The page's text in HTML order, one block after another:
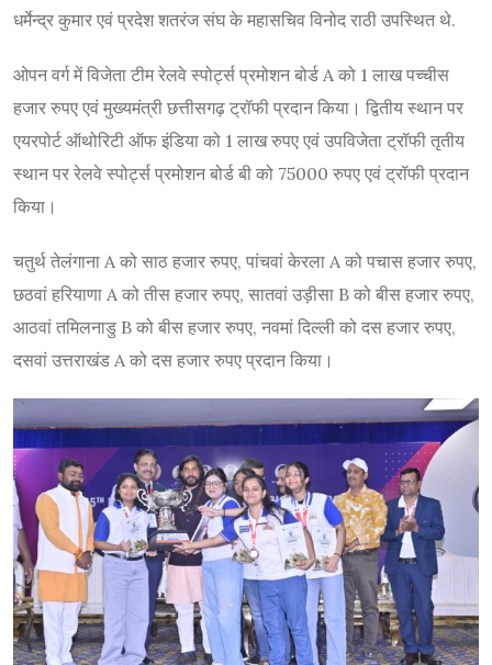
धर्मेन्द्र कुमार एवं प्रदेश शतरंज संघ के महासचिव विनोद राठी उपस्थित थे.
ओपन वर्ग में विजेता टीम रेलवे स्पोर्ट्स प्रमोशन बोर्ड A को 1 लाख पच्चीस
हजार रुपए एवं मुख्यमंत्री छत्तीसगढ़ ट्रॉफी प्रदान किया। द्वितीय स्थान पर
एयरपोर्ट ऑथोरिटी ऑफ इंडिया को 1 लाख रुपए एवं उपविजेता ट्रॉफी तृतीय
स्थान पर रेलवे स्पोर्ट्स प्रमोशन बोर्ड बी को 75000 रुपए एवं ट्रॉफी प्रदान
किया।
चतुर्थ तेलंगाना A को साठ हजार रुपए, पांचवां केरला A को पचास हजार रुपए,
छठवां हरियाणा A को तीस हजार रुपए, सातवां उड़ीसा B को बीस हजार रुपए,
आठवां तमिलनाडु B को बीस हजार रुपए, नवमां दिल्ली को दस हजार रुपए,
दसवां उत्तराखंड A को दस हजार रुपए प्रदान किया।